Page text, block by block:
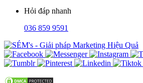
Hỏi đáp nhanh
036 859 9591